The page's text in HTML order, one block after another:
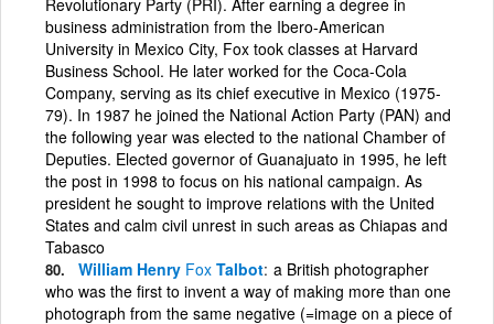
business administration from the Ibero-American
University in Mexico City, Fox took classes at Harvard
Business School. He later worked for the Coca-Cola
Company, serving as its chief executive in Mexico (1975-
79). In 1987 he joined the National Action Party (PAN) and
the following year was elected to the national Chamber of
Deputies. Elected governor of Guanajuato in 1995, he left
the post in 1998 to focus on his national campaign. As
president he sought to improve relations with the United
States and calm civil unrest in such areas as Chiapas and
Tabasco
William Henry Fox Talbot a British photographer
who was the first to invent a way of making more than one
photograph from the same negative (=image on a piece of